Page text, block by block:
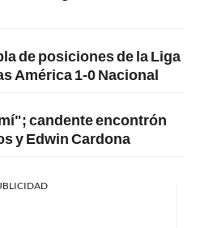
de posiciones de la Liga
América 1-0 Nacional
candente encontrón
y Edwin Cardona